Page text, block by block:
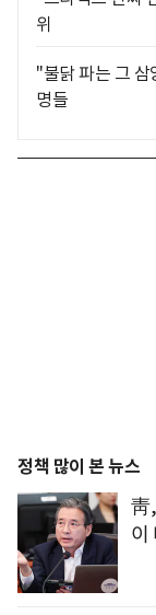
위
"불닭 파는 그 삼
명들
정책 많이 본 뉴스
靑
이